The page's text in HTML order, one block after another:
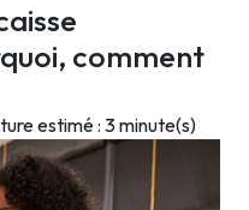
comment
estimé : 3 minute(s)